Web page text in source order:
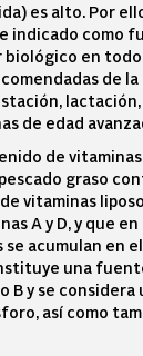
es alto. Por
indicado como
en
de la
lactación,
de edad
de
graso
vitaminas
A y D, y que en
acumulan en
una
B y se
así como